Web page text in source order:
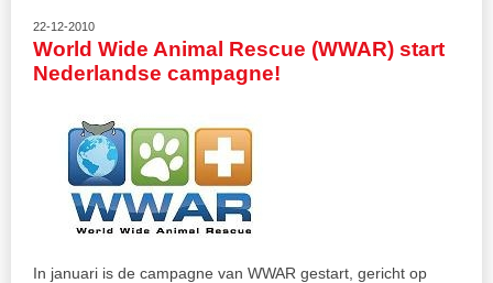
22-12-2010
World Wide Animal Rescue (WWAR) start
Nederlandse campagne!
In januari is de campagne van WWAR gestart, gericht op